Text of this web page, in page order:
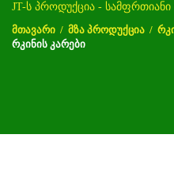
JT-ს პროდუქცია - სამფრთიანი
ᲛᲗᲐᲕᲐᲠᲘ / ᲛᲖᲐ ᲞᲠᲝᲓᲣᲥᲪᲘᲐ /
ᲠᲙᲘᲜᲘᲡ ᲙᲐᲠᲔᲑᲘ